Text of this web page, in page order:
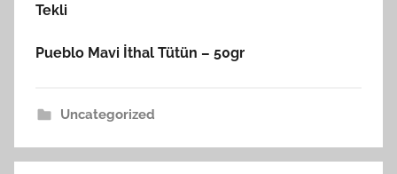
Tekli
Pueblo Mavi İthal Tütün – 50gr
Uncategorized